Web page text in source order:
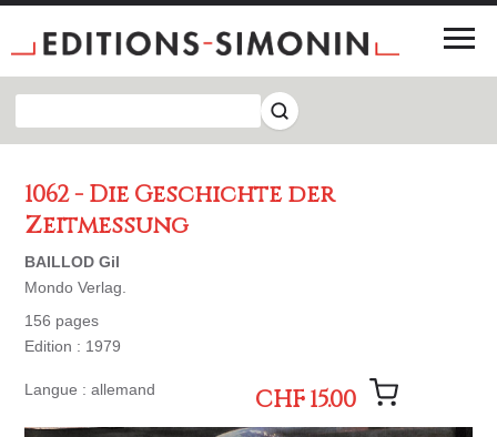
1062 - Die Geschichte der
Zeitmessung
BAILLOD Gil
Mondo Verlag.
156 pages
Edition : 1979
Langue : allemand CHF 15.00